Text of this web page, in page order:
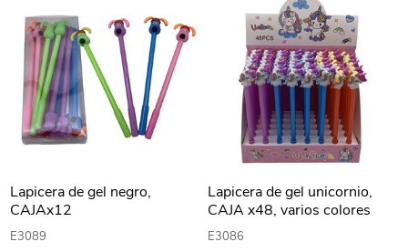
Lapicera de gel negro,
CAJAx12
E3089
Lapicera de gel unicornio,
CAJA x48, varios colores
E3086